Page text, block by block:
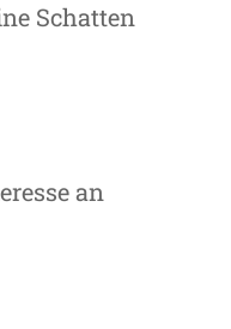
Schatten
an